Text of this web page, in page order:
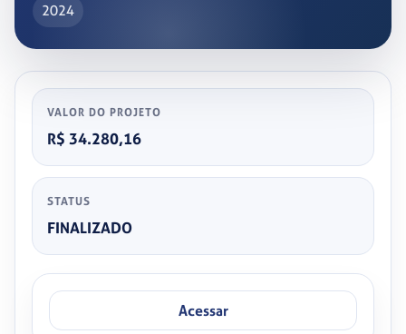
2024
VALOR DO PROJETO
R$ 34.280,16
STATUS
FINALIZADO
Acessar